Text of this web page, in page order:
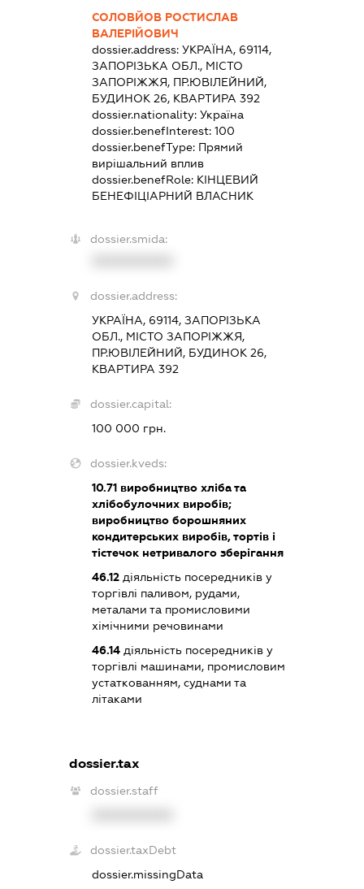
СОЛОВЙОВ РОСТИСЛАВ
ВАЛЕРІЙОВИЧ
dossier.address:УКРАЇНА, 69114,
ЗАПОРІЗЬКА ОБЛ., МІСТО
ЗАПОРІЖЖЯ, ПР.ЮВІЛЕЙНИЙ,
БУДИНОК 26, КВАРТИРА 392
dossier.nationality:Україна
dossier.benefInterest:100
dossier.benefType: Прямий
вирішальний вплив
dossier.benefRole: КІНЦЕВИЙ
БЕНЕФІЦІАРНИЙ ВЛАСНИК
dossier.smida:
dossier.address:
УКРАЇНА, 69114, ЗАПОРІЗЬКА
ОБЛ., МІСТО ЗАПОРІЖЖЯ,
ПР.ЮВІЛЕЙНИЙ, БУДИНОК 26,
КВАРТИРА 392
dossier.capital:
100 000 грн.
dossier.kveds:
10.71 виробництво хліба та
хлібобулочних виробів;
виробництво борошняних
кондитерських виробів, тортів і
тістечок нетривалого зберігання
46.12 діяльність посередників у
торгівлі паливом, рудами,
металами та промисловими
хімічними речовинами
46.14 діяльність посередників у
торгівлі машинами, промисловим
устаткованням, суднами та
літаками
dossier.tax
dossier.staff
dossier.taxDebt
dossier.missingData